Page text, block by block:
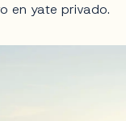
en yate privado.